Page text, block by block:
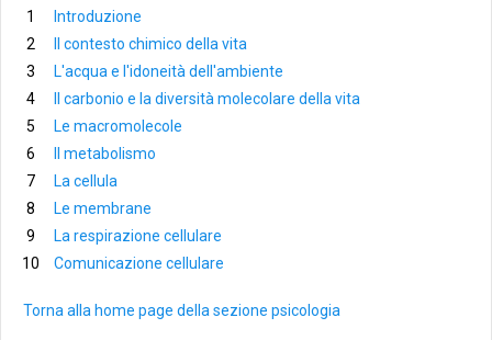
Introduzione
Il contesto chimico della vita
L'acqua e l'idoneità dell'ambiente
Il carbonio e la diversità molecolare della vita
Le macromolecole
Il metabolismo
La cellula
Le membrane
La respirazione cellulare
Comunicazione cellulare
Torna alla home page della sezione psicologia